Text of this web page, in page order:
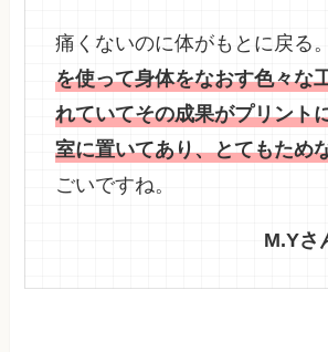
痛くないのに体がもとに戻る
を使って身体をなおす色々な
れていてその成果がプリント
室に置いてあり、とてもため
ごいですね。
M.Yさ